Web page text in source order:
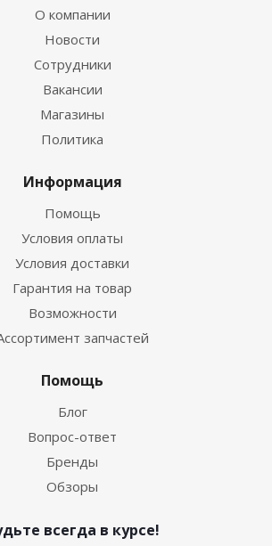
О компании
Новости
Сотрудники
Вакансии
Магазины
Политика
Информация
Помощь
Условия оплаты
Условия доставки
Гарантия на товар
Возможности
запчастей
Помощь
Блог
Вопрос-ответ
Бренды
Обзоры
всегда в курсе!